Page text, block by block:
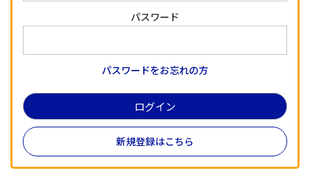
パスワード
パスワードをお忘れの方
新規登録はこちら